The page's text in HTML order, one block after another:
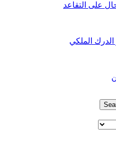
على التقاعد
الملكي